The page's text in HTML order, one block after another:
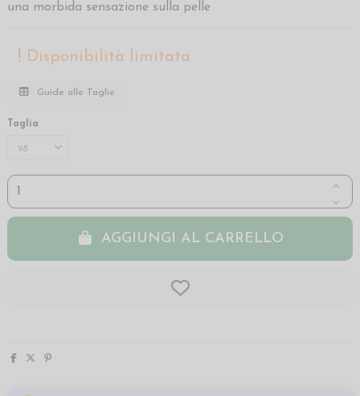
una morbida sensazione sulla pelle
Disponibilità limitata
Guide alle Taglie
Taglia
AGGIUNGI AL CARRELLO